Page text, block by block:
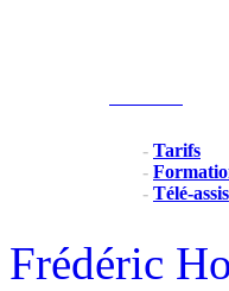
- Tarifs
-
- Télé-assis
Frédéric